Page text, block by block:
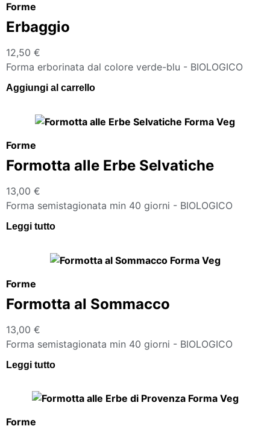
Forme
Erbaggio
12,50 €
Forma erborinata dal colore verde-blu - BIOLOGICO
Aggiungi al carrello
Forme
Formotta alle Erbe Selvatiche
13,00 €
Forma semistagionata min 40 giorni - BIOLOGICO
Leggi tutto
Forme
Formotta al Sommacco
13,00 €
Forma semistagionata min 40 giorni - BIOLOGICO
Leggi tutto
Forme